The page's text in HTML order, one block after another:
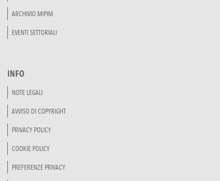
ARCHIVIO MIPIM
EVENTI SETTORIALI
INFO
NOTE LEGALI
AVVISO DI COPYRIGHT
PRIVACY POLICY
COOKIE POLICY
PREFERENZE PRIVACY